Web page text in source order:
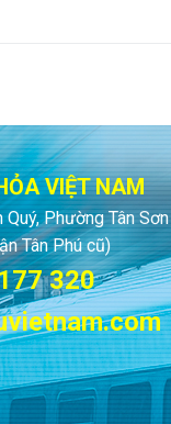
VIỆT NAM
Phường Tân
Tân Phú cũ)
320